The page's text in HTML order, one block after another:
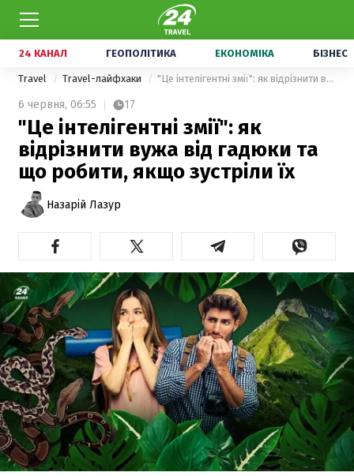
24 КАНАЛ ГЕОПОЛІТИКА ЕКОНОМІКА БІЗНЕС
Travel Travel-лайфхаки "Це інтелігентні змії": як відрізнити вужа від гадюки та що робити, якщо зустріли їх
6 червня, 06:55 17
"Це інтелігентні змії": як
відрізнити вужа від гадюки та
що робити, якщо зустріли їх
Назарій Лазур